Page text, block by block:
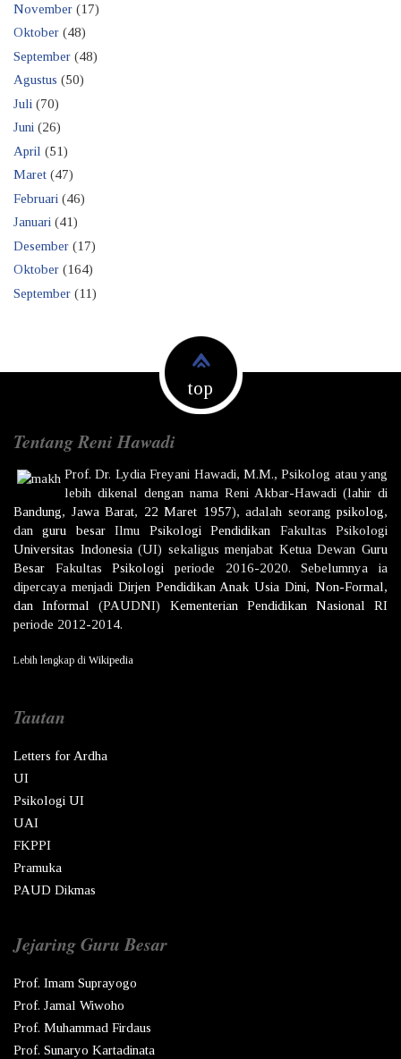
November (17)
Oktober (48)
September (48)
Agustus (50)
Juli (70)
Juni (26)
April (51)
Maret (47)
Februari (46)
Januari (41)
Desember (17)
Oktober (164)
September (11)
top
Tentang Reni Hawadi
Prof. Dr. Lydia Freyani Hawadi, M.M., Psikolog atau yang
lebih dikenal dengan nama Reni Akbar-Hawadi (lahir di
Bandung, Jawa Barat, 22 Maret 1957), adalah seorang psikolog,
danguru besarIlmu Psikologi Pendidikan Fakultas Psikologi
Universitas Indonesia(UI) sekaligus menjabat Ketua DewanGuru
Besar FakultasPsikologi periode 2016-2020. Sebelumnya ia
dipercaya menjadi Dirjen Pendidikan Anak Usia Dini, Non-Formal,
dan Informal (PAUDNI) Kementerian Pendidikan Nasional
RI
periode 2012-2014.
Lebih lengkap di Wikipedia
Tautan
Letters for Ardha
UI
Psikologi UI
UAI
FKPPI
Pramuka
PAUD Dikmas
Jejaring Guru Besar
Prof. Imam Suprayogo
Prof. Jamal Wiwoho
Prof. Muhammad Firdaus
Prof. Sunaryo Kartadinata